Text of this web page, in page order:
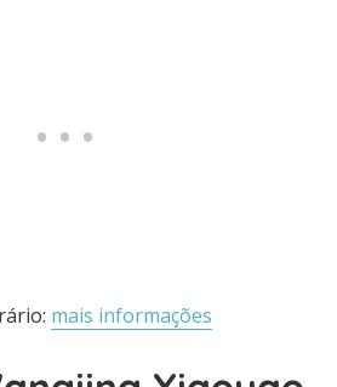
mais informações